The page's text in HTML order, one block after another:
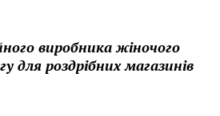
виробника жіночого
для роздрібних магазинів